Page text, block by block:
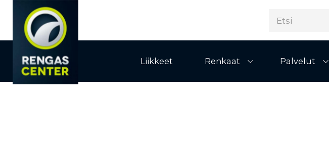
Liikkeet Renkaat
Avaa alivalikko
Palvelut